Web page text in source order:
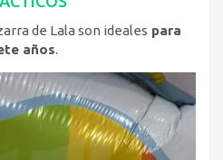
de Lala son ideales para
años.